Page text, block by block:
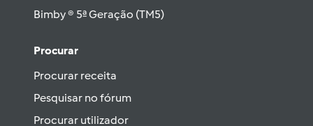
Bimby ® 5ª Geração (TM5)
Procurar
Procurar receita
Pesquisar no fórum
Procurar utilizador